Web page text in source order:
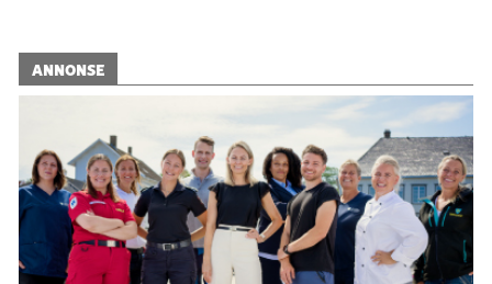
ANNONSE